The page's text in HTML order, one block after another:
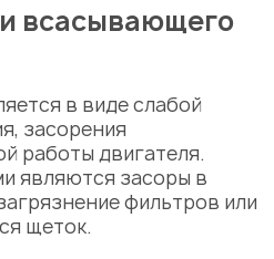
всасывающего
в виде слабой
засорения
работы двигателя.
являются засоры в
фильтров или
щеток.